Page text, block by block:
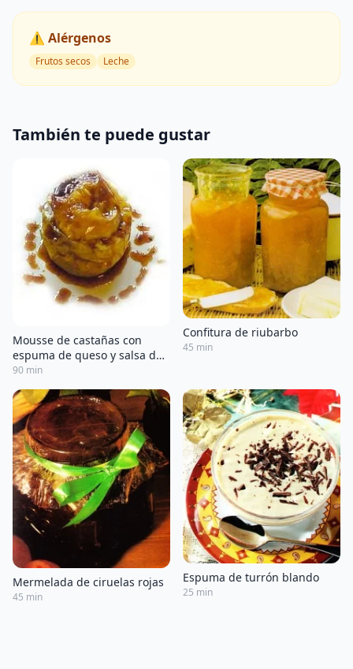
⚠️ Alérgenos
Frutos secos Leche
También te puede gustar
Mousse de castañas con
espuma de queso y salsa de
membrillo
90 min
Confitura de riubarbo
45 min
Mermelada de ciruelas rojas
45 min
Espuma de turrón blando
25 min